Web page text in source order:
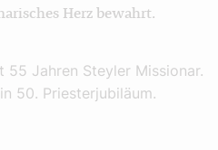
Herz bewahrt.
Jahren Steyler Missionar.
50. Priesterjubiläum.